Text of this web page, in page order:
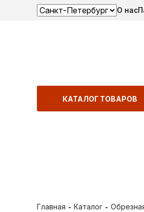
О нас
КАТАЛОГ ТОВАРОВ
Главная Каталог